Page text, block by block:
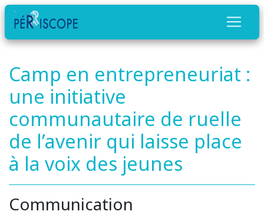
Camp en entrepreneuriat :
une initiative
communautaire de ruelle
de l’avenir qui laisse place
à la voix des jeunes
Communication